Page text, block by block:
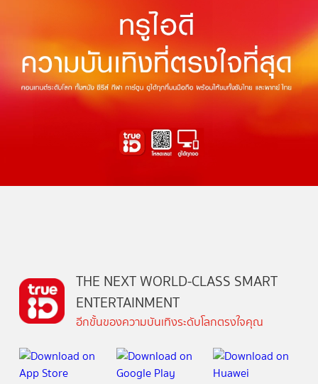
THE NEXT WORLD-CLASS SMART
ENTERTAINMENT
อีกขั้นของความบันเทิงระดับโลกตรงใจคุณ